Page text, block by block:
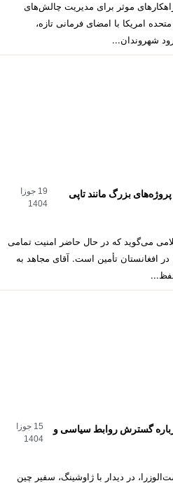
موثر برای مدیریت چالش‌های
امریکا با امضای فرمانی تازه،
شهروندان...
بزرگ مانند تاپی
19 جوزا
1404
می‌گوید که در حال حاضر امنیت تمامی
در افغانستان تأمین است. آقای مجاهد به
گسترش روابط سیاسی و
15 جوزا
1404
در دیدار با ژاوشینگ، سفیر چین